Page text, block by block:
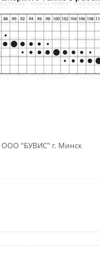
ООО "БУВИС" г. Минск